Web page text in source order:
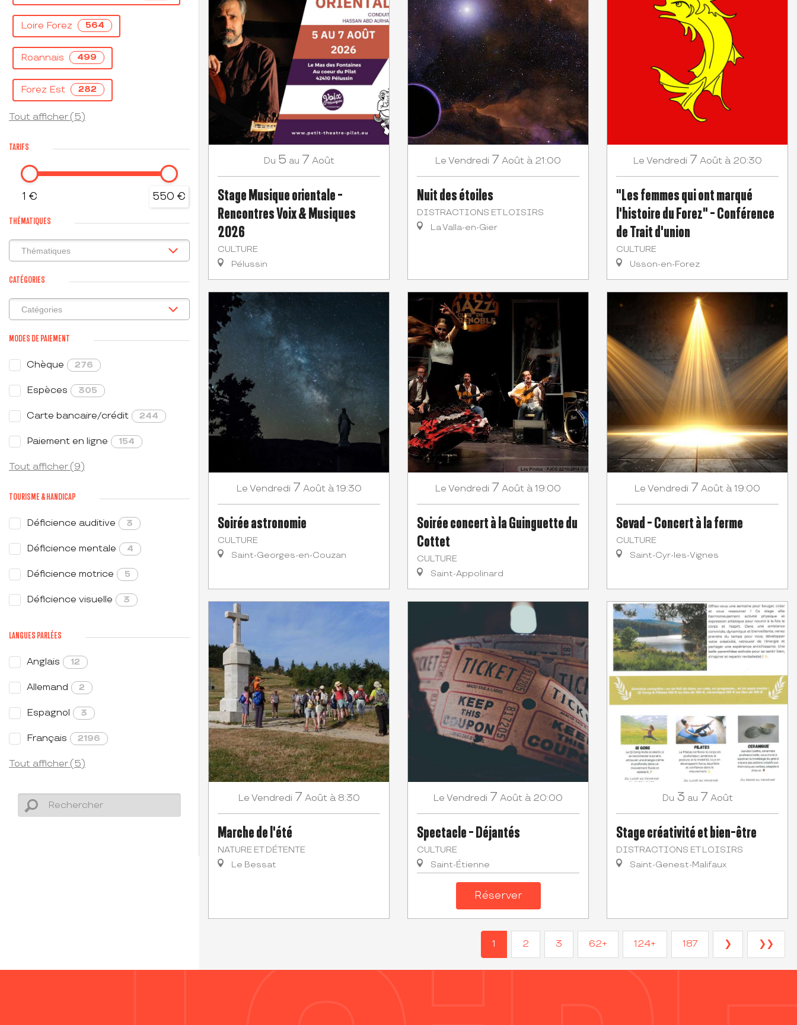
Loire Forez 564
Roannais 499
Forez Est 282
Tout afficher (5)
TARIFS
1 € 550 €
THÉMATIQUES
CATÉGORIES
MODES DE PAIEMENT
Chèque 276
Espèces 305
Carte bancaire/crédit 244
Paiement en ligne 154
Tout afficher (9)
TOURISME & HANDICAP
Déficience auditive 3
Déficience mentale 4
Déficience motrice 5
Déficience visuelle 3
LANGUES PARLÉES
Anglais 12
Allemand 2
Espagnol 3
Français 2196
Tout afficher (5)
Du 5 au 7 Août
Stage Musique orientale -
Rencontres Voix & Musiques
2026
CULTURE
Pélussin
Le Vendredi 7 Août à 21:00
Nuit des étoiles
DISTRACTIONS ET LOISIRS
La Valla-en-Gier
Le Vendredi 7 Août à 20:30
"Les femmes qui ont marqué
l'histoire du Forez" - Conférence
de Trait d'union
CULTURE
Usson-en-Forez
Le Vendredi 7 Août à 19:30
Soirée astronomie
CULTURE
Saint-Georges-en-Couzan
Le Vendredi 7 Août à 19:00
Soirée concert à la Guinguette du
Cottet
CULTURE
Saint-Appolinard
Le Vendredi 7 Août à 19:00
Sevad - Concert à la ferme
CULTURE
Saint-Cyr-les-Vignes
Le Vendredi 7 Août à 8:30
Marche de l'été
NATURE ET DÉTENTE
Le Bessat
Le Vendredi 7 Août à 20:00
Spectacle - Déjantés
CULTURE
Saint-Étienne
Réserver
Du 3 au 7 Août
Stage créativité et bien-être
DISTRACTIONS ET LOISIRS
Saint-Genest-Malifaux
1 2 3 62+ 124+ 187 ❯ ❯❯